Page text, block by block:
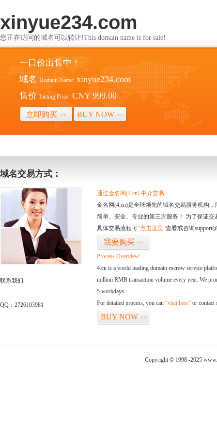
xinyue234.com
您正在访问的域名可以转让!This domain name is for sale!
一口价出售中！
域名 Domain Name: xinyue234.com
售价 Listing Price: CNY 999.00
立即购买 >> BUY NOW >>
域名交易方式：
联系我们
QQ：2726103981
通过金名网(4.cn) 中介交易
金名网(4.cn)是全球领先的域名交易服务机构
简单、安全、专业的第三方服务！ 为了保证
具体交易流程可“点击这里”查看或咨询
我要购买 >>
Process Overview:
4.cn is a world leading domain escrow service
million RMB transaction volume every year. We
5 workdays.
For detailed process, you can “visit here” or contact
BUY NOW >>
Copyright © 1998 -2025